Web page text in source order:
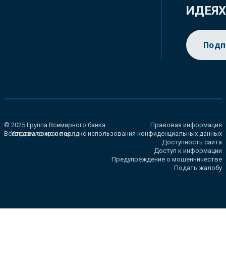
ИДЕЯХ
© 2025 Группа Всемирного банка.
Все права сохранены.
Правовая информация
Уведомление о порядке использования конфиденциальных данных
Доступность сайта
Доступ к информации
Предупреждение о мошенничестве
Подать жалобу